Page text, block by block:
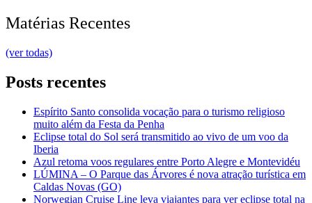
Matérias Recentes
(ver todas)
Posts recentes
Espírito Santo consolida vocação para o turismo religioso
muito além da Festa da Penha
Eclipse total do Sol será transmitido ao vivo de um voo da
Iberia
Azul retoma voos regulares entre Porto Alegre e Montevidéu
LÚMINA – O Parque das Árvores é nova atração turística em
Caldas Novas (GO)
Norwegian Cruise Line leva viajantes para ver eclipse total na